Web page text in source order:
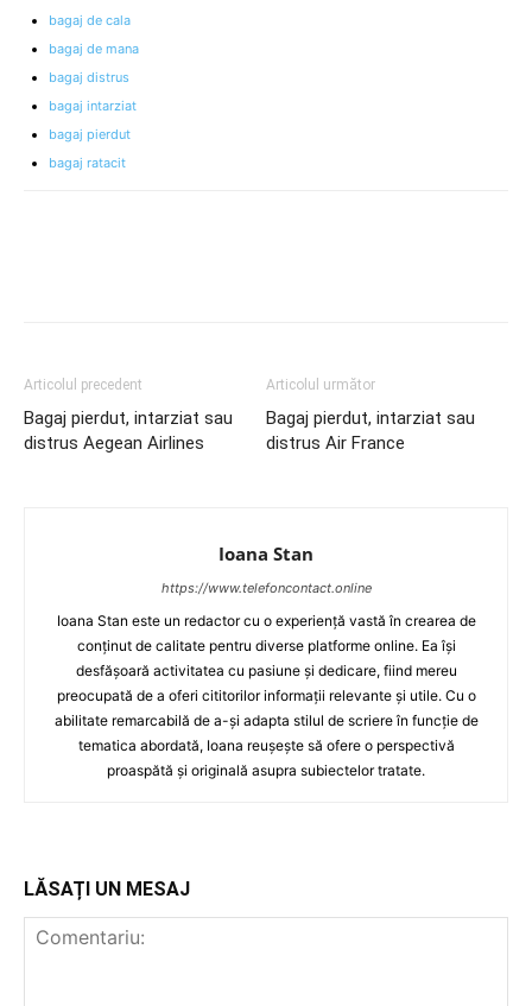
bagaj de cala
bagaj de mana
bagaj distrus
bagaj intarziat
bagaj pierdut
bagaj ratacit
Articolul precedent
Bagaj pierdut, intarziat sau
distrus Aegean Airlines
Articolul următor
Bagaj pierdut, intarziat sau
distrus Air France
Ioana Stan
https://www.telefoncontact.online
Ioana Stan este un redactor cu o experiență vastă în crearea de
conținut de calitate pentru diverse platforme online. Ea își
desfășoară activitatea cu pasiune și dedicare, fiind mereu
preocupată de a oferi cititorilor informații relevante și utile. Cu o
abilitate remarcabilă de a-și adapta stilul de scriere în funcție de
tematica abordată, Ioana reușește să ofere o perspectivă
proaspătă și originală asupra subiectelor tratate.
LĂSAȚI UN MESAJ